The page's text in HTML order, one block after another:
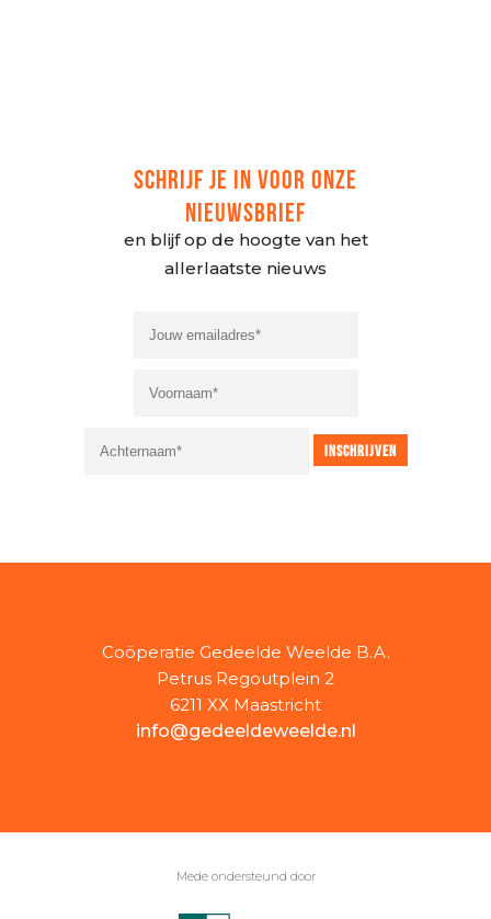
SCHRIJF JE IN VOOR ONZE
NIEUWSBRIEF
en blijf op de hoogte van het
allerlaatste nieuws
Coöperatie Gedeelde Weelde B.A.
Petrus Regoutplein 2
6211 XX Maastricht
info@gedeeldeweelde.nl
Mede ondersteund door